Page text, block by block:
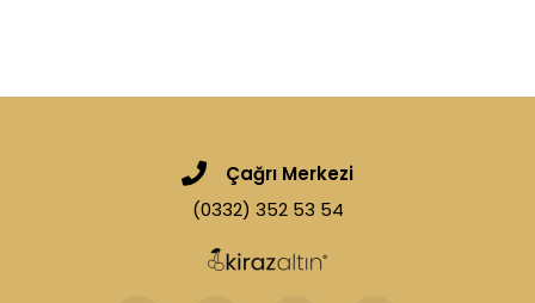
Çağrı Merkezi
(0332) 352 53 54